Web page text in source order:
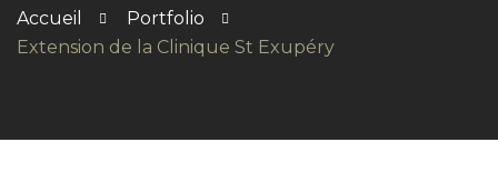
Accueil
Portfolio
Extension de la Clinique St Exupéry